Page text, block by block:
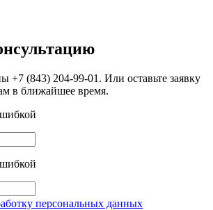
+7 (843) 204-99-01. Или оставьте заявку
в ближайшее время.
персональных данных